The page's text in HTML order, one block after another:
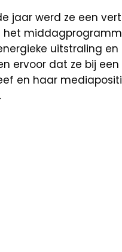
jaar werd ze een
het
uitstraling
ervoor dat ze bij
en haar